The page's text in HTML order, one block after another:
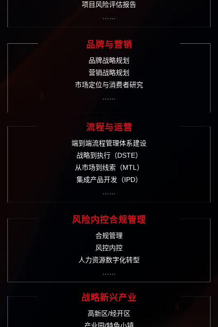
项目风险评估报告
品牌与营销
品牌战略规划
营销战略规划
市场定位与消费者研究
流程与运营
端到端流程管理体系建设
战略到执行（DSTE）
从市场到线索（MTL）
集成产品开发（IPD）
风险内控合规管理
合规管理
风控内控
人力资源数字化转型
战略新兴产业
高新区/经开区